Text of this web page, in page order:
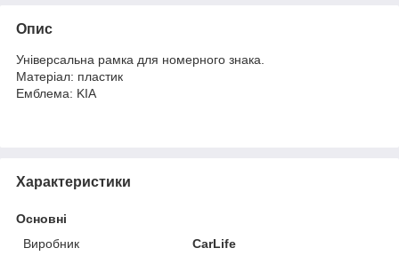
Опис
Універсальна рамка для номерного знака
Матеріал: пластик
Емблема: KIA
Характеристики
Основні
Виробник
CarLife